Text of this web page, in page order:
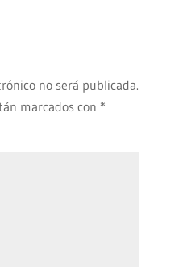
no será publicada.
marcados con *